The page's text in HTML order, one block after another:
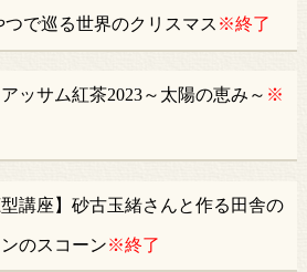
つで巡る世界のクリスマス ※終了
ッサム紅茶2023～太陽の恵み～ ※
型講座】砂古玉緒さんと作る田舎の
のスコーン※終了